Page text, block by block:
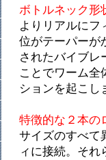
ボトルネック形
よりリアルにフ
位がテーパーが
されたバイブレ
ことでワーム全
ションを起こし
特徴的な２本の
サイズのすべて
ィに接続。そ